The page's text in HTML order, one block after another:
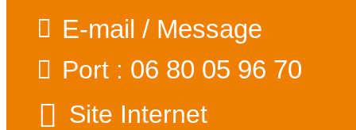
E-mail / Message
Port : 06 80 05 96 70
Site Internet